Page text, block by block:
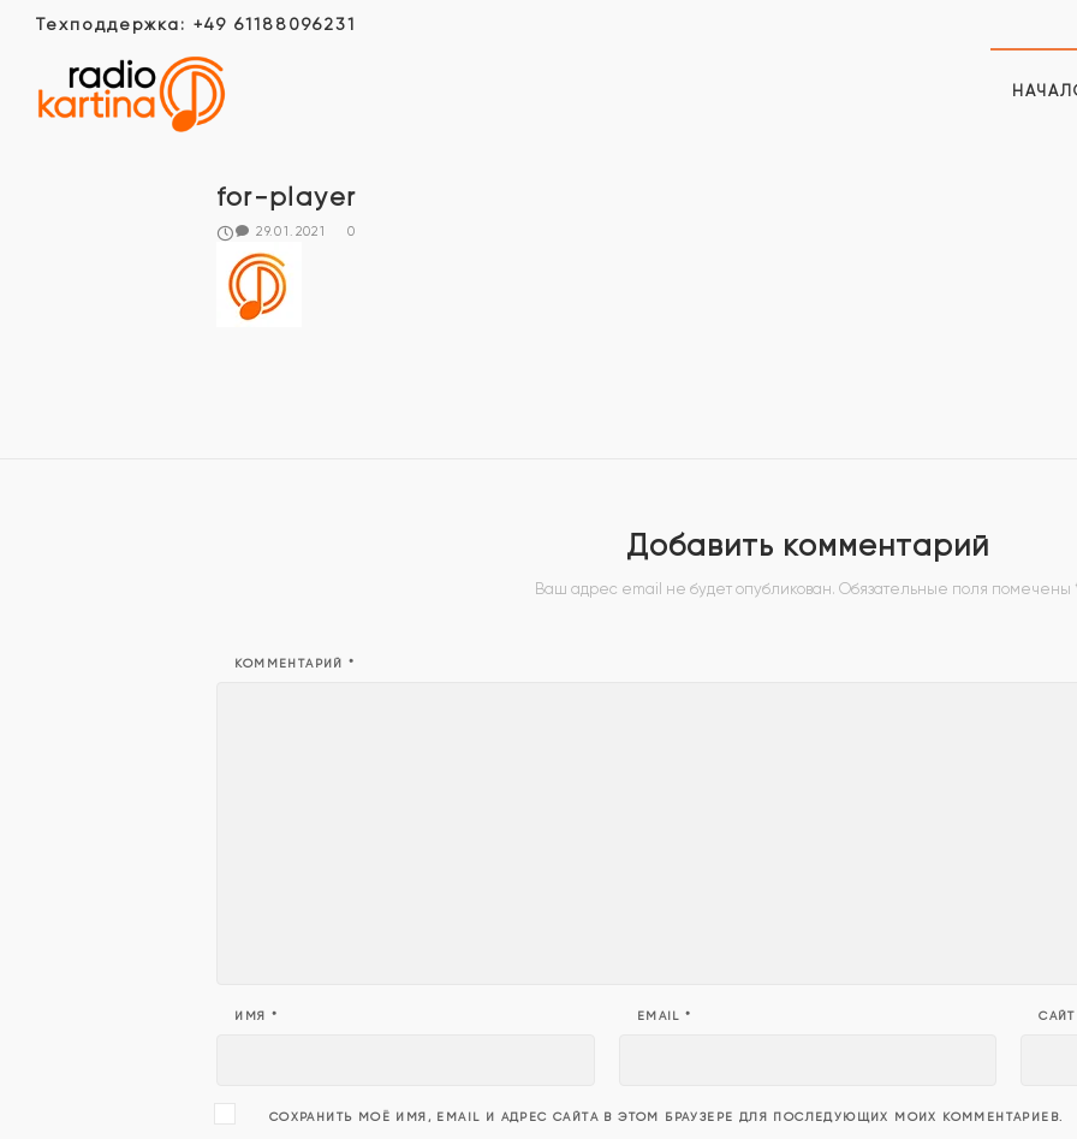
Техподдержка: +49 61188096231
for-player
29.01.2021 0
Добавить комментарий
Ваш адрес email не будет опубликован. Обязательные поля помечены
КОММЕНТАРИЙ*
ИМЯ * EMAIL* САЙТ
СОХРАНИТЬ МОЁ ИМЯ, EMAIL И АДРЕС САЙТА В ЭТОМ БРАУЗЕРЕ ДЛЯ ПОСЛЕДУЮЩИХ МОИХ КОММЕНТАРИЕВ.